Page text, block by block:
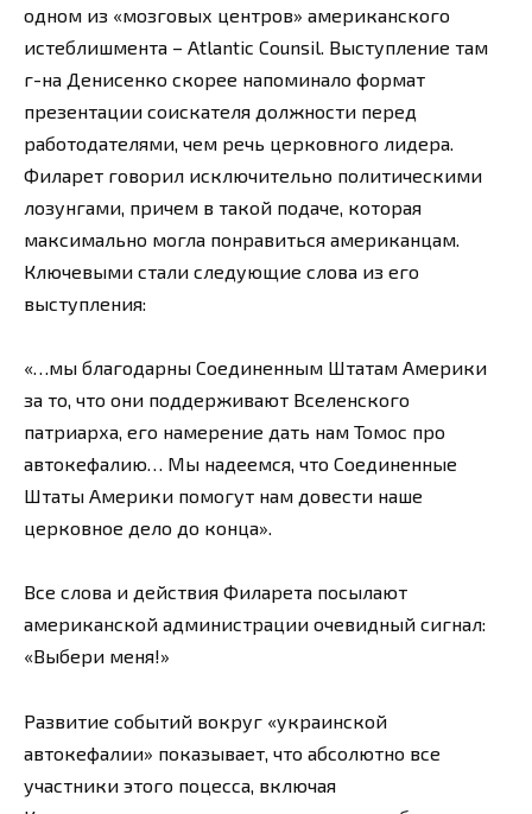
одном из «мозговых центров» американского
истеблишмента – Atlantic Counsil. Выступление там
г-на Денисенко скорее напоминало формат
презентации соискателя должности перед
работодателями, чем речь церковного лидера.
Филарет говорил исключительно политическими
лозунгами, причем в такой подаче, которая
максимально могла понравиться американцам.
Ключевыми стали следующие слова из его
выступления:
«…мы благодарны Соединенным Штатам Америки
за то, что они поддерживают Вселенского
патриарха, его намерение дать нам Томос про
автокефалию… Мы надеемся, что Соединенные
Штаты Америки помогут нам довести наше
церковное дело до конца».
Все слова и действия Филарета посылают
американской администрации очевидный сигнал:
«Выбери меня!»
Развитие событий вокруг «украинской
автокефалии» показывает, что абсолютно все
участники этого поцесса, включая